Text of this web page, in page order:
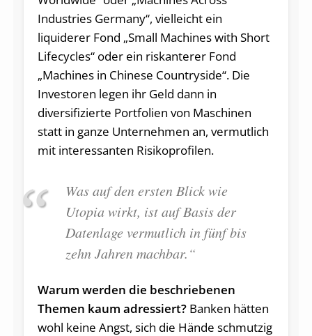
Industries Germany“, vielleicht ein
liquiderer Fond „Small Machines with Short
Lifecycles“ oder ein riskanterer Fond
„Machines in Chinese Countryside“. Die
Investoren legen ihr Geld dann in
diversifizierte Portfolien von Maschinen
statt in ganze Unternehmen an, vermutlich
mit interessanten Risikoprofilen.
Was auf den ersten Blick wie
Utopia wirkt, ist auf Basis der
Datenlage vermutlich in fünf bis
zehn Jahren machbar.“
Warum werden die beschriebenen
Themen kaum adressiert?Banken hätten
wohl keine Angst, sich die Hände schmutzig